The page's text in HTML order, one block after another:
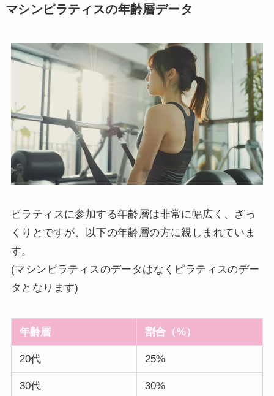
マシンピラティスの年齢層データ
ピラティスに参加する年齢層は非常に幅広く、ざっ
くりとですが、以下の年齢層の方に親しまれていま
す。
(マシンピラティスのデータはなくピラティスのデー
タとなります)
年齢層 割合（%）
20代 25%
30代 30%